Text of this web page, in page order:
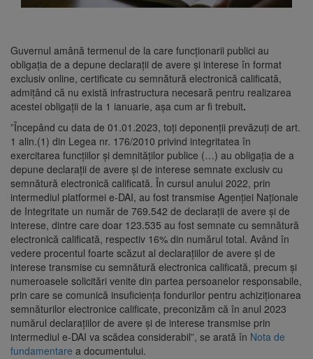
Guvernul amână termenul de la care funcţionarii publici au
obligaţia de a depune declaraţii de avere şi interese în format
exclusiv online, certificate cu semnătură electronică calificată,
admiţând că nu există infrastructura necesară pentru realizarea
acestei obligaţii de la 1 ianuarie, aşa cum ar fi trebuit.
”Începând cu data de 01.01.2023, toţi deponenţii prevăzuţi de art.
1 alin.(1) din Legea nr. 176/2010 privind integritatea în
exercitarea funcţiilor şi demnităţilor publice (…) au obligaţia de a
depune declaraţii de avere şi de interese semnate exclusiv cu
semnătură electronică calificată. În cursul anului 2022, prin
intermediul platformei e-DAI, au fost transmise Agenţiei Naţionale
de Integritate un număr de 769.542 de declaraţii de avere şi de
interese, dintre care doar 123.535 au fost semnate cu semnătură
electronică calificată, respectiv 16% din numărul total. Având în
vedere procentul foarte scăzut al declaraţiilor de avere şi de
interese transmise cu semnătură electronica calificată, precum şi
numeroasele solicitări venite din partea persoanelor responsabile,
prin care se comunică insuficienţa fondurilor pentru achiziţionarea
semnăturilor electronice calificate, preconizăm că în anul 2023
numărul declaraţiilor de avere şi de interese transmise prin
intermediul e-DAI va scădea considerabil”, se arată în Nota de
fundamentare a documentului.